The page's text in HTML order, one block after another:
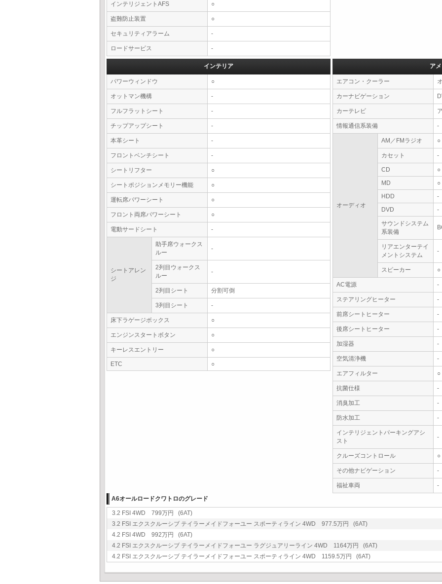
インテリジェントAFS ○
盗難防止装置 ○
セキュリティアラーム -
ロードサービス -
インテリア
パワーウィンドウ ○
オットマン機構 -
フルフラットシート -
チップアップシート -
本革シート -
フロントベンチシート -
シートリフター ○
シートポジションメモリー機能 ○
運転席パワーシート ○
フロント両席パワーシート ○
電動サードシート -
シートアレン
ジ
助手席ウォークス
ルー
-
2列目ウォークス
ルー
-
2列目シート 分割可倒
3列目シート -
床下ラゲージボックス ○
エンジンスタートボタン ○
キーレスエントリー ○
ETC ○
ア
エアコン・クーラー
カーナビゲーション
カーテレビ
情報通信系装備 -
オーディオ
AM／FMラジオ ○
カセット -
CD
○
MD
○
HDD
-
DVD
-
サウンドシステム
系装備
リアエンターテイ
メントシステム
-
スピーカー ○
AC電源 -
ステアリングヒーター -
前席シートヒーター -
後席シートヒーター -
加湿器 -
空気清浄機 -
エアフィルター ○
抗菌仕様 -
消臭加工 -
防水加工 -
インテリジェントパーキングアシ
スト
-
クルーズコントロール ○
その他ナビゲーション -
福祉車両
-
A6オールロードクワトロのグレード
3.2 FSI 4WD 799万円 (6AT)
3.2 FSI エクスクルーシブ テイラーメイドフォーユー スポーティライン 4WD 977.5万円 (6AT)
4.2 FSI 4WD 992万円 (6AT)
4.2 FSI エクスクルーシブ テイラーメイドフォーユー ラグジュアリーライン 4WD 1164万円 (6AT)
4.2 FSI エクスクルーシブ テイラーメイドフォーユー スポーティライン 4WD 1159.5万円 (6AT)